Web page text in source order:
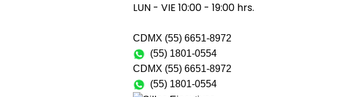
LUN - VIE 10:00 - 19:00 hrs.
CDMX (55) 6651-8972
(55) 1801-0554
CDMX (55) 6651-8972
(55) 1801-0554